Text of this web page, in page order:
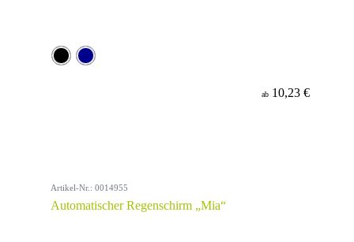
ab 10,23 €
Artikel-Nr.: 0014955
Automatischer Regenschirm „Mia“